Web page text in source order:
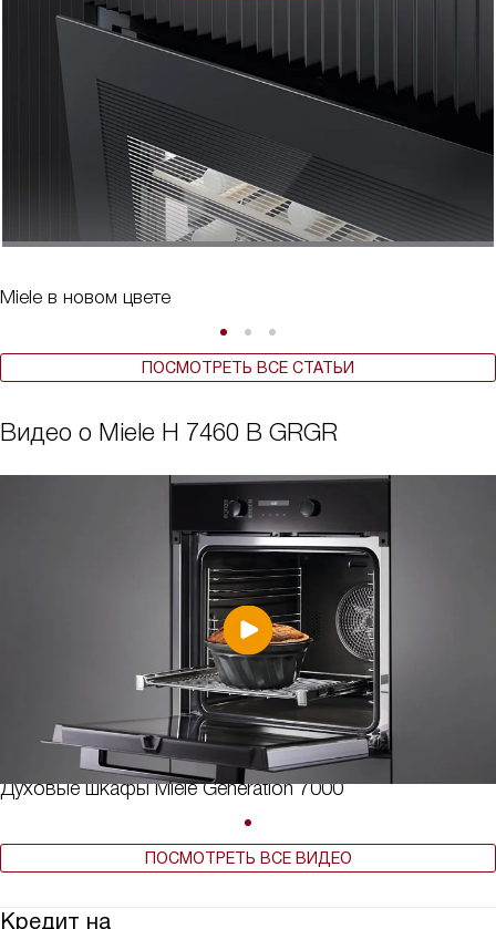
Miele в новом цвете
ПОСМОТРЕТЬ ВСЕ СТАТЬИ
Видео о Miele H 7460 B GRGR
Духовые шкафы Miele Generation 7000
ПОСМОТРЕТЬ ВСЕ ВИДЕО
Кредит на